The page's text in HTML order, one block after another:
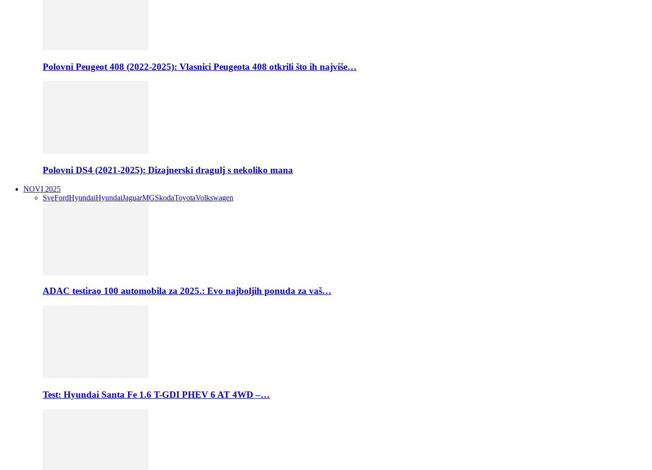
Polovni Peugeot 408 (2022-2025): Vlasnici Peugeota 408 otkrili što ih najviše…
Polovni DS4 (2021-2025): Dizajnerski dragulj s nekoliko mana
NOVI 2025
SveFordHyundaiHyundaiJaguarMGSkodaToyotaVolkswagen
ADAC testirao 100 automobila za 2025.: Evo najboljih ponuda za vaš…
Test: Hyundai Santa Fe 1.6 T-GDI PHEV 6 AT 4WD –…